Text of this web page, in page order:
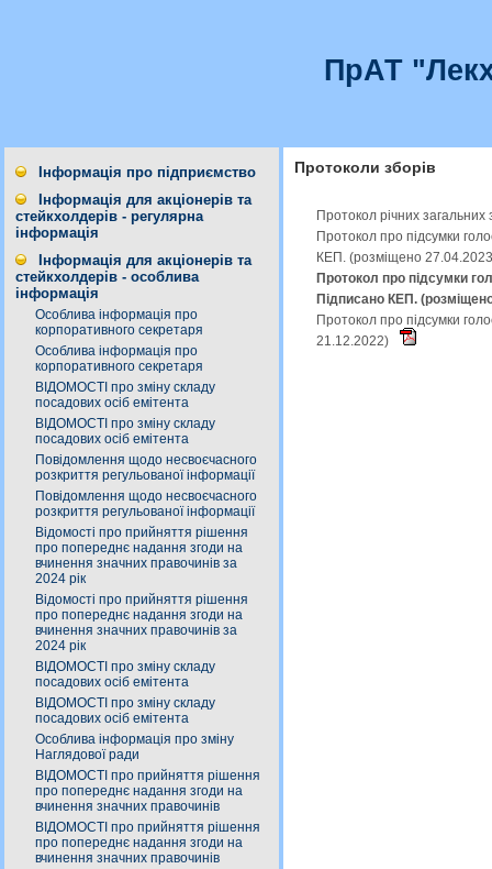
ПрАТ
Інформація про підприємство
Інформація для акціонерів та
стейкхолдерів - регулярна
інформація
Інформація для акціонерів та
стейкхолдерів - особлива
інформація
Особлива інформація про
корпоративного секретаря
Особлива інформація про
корпоративного секретаря
ВІДОМОСТІ про зміну складу
посадових осіб емітента
ВІДОМОСТІ про зміну складу
посадових осіб емітента
Повідомлення щодо несвоєчасного
розкриття регульованої інформації
Повідомлення щодо несвоєчасного
розкриття регульованої інформації
Відомості про прийняття рішення
про попереднє надання згоди на
вчинення значних правочинів за
2024 рік
Відомості про прийняття рішення
про попереднє надання згоди на
вчинення значних правочинів за
2024 рік
ВІДОМОСТІ про зміну складу
посадових осіб емітента
ВІДОМОСТІ про зміну складу
посадових осіб емітента
Особлива інформація про зміну
Наглядової ради
ВІДОМОСТІ про прийняття рішення
про попереднє надання згоди на
вчинення значних правочинів
ВІДОМОСТІ про прийняття рішення
про попереднє надання згоди на
вчинення значних правочинів
Протоколи зборів
Протокол річних
Протокол про підсумки
КЕП. (розміщено
Протокол про підсумки
Підписано КЕП.
Протокол про підсумки
21.12.2022)